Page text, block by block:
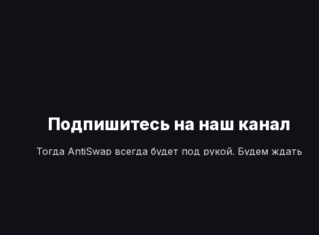
Подпишитесь на наш канал
Тогда AntiSwap всегда будет под рукой. Будем ждать